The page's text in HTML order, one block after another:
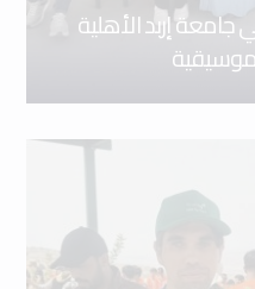
إربد الأهلية